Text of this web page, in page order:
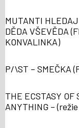
MUTANTI
DĚDA VŠEVĚDA
KONVALINKA)
P/\ST – SMEČKA
THE ECSTASY OF
ANYTHING –